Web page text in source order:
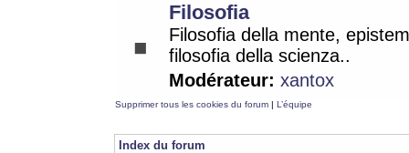
Filosofia
Filosofia della mente,
filosofia della scienza..
Modérateur: xantox
Supprimer tous les cookies du forum | L’équipe
Index du forum